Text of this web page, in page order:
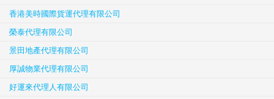
香港美時國際貨運代理有限公司
榮泰代理有限公司
景田地產代理有限公司
厚誠物業代理有限公司
好運來代理人有限公司